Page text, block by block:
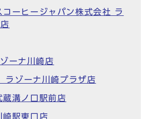
コーヒージャパン株式会社 ラ
ーナ川崎店
ゾーナ川崎プラザ店
溝ノ口駅前店
駅東口店